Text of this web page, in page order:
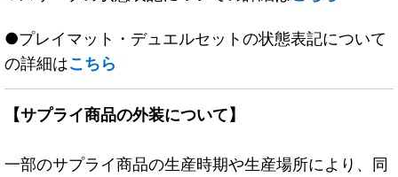
●プレイマット・デュエルセットの状態表記について
の詳細はこちら
【サプライ商品の外装について】
一部のサプライ商品の生産時期や生産場所により、同